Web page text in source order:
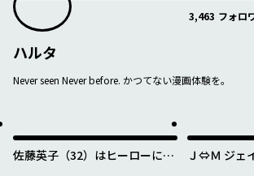
3,463 フォロ
ハルタ
Never seen Never before. かつてない漫画体験を。
佐藤英子（32）はヒーローにな
Ｊ⇔Ｍ ジェ